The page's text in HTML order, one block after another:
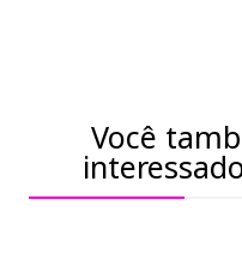
Você